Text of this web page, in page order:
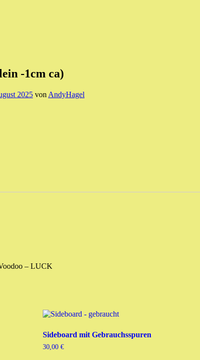
-1cm ca)
2025 von AndyHagel
– LUCK
Sideboard mit Gebrauchsspuren
30,00€